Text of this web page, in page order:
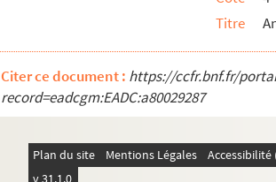
Titre
Citer ce document : https://ccfr.bnf.fr/
record=eadcgm:EADC:a80029287
Plan du site Mentions Légales
v 31.1.0